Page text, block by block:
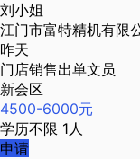
刘小姐
江门市富特精机有限
昨天
门店销售出单文员
新会区
4500-6000元
学历不限 1人
申请